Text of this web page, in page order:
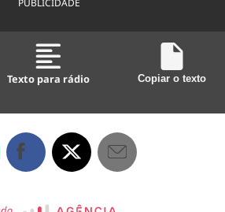
PUBLICIDADE
Texto para rádio Copiar o texto